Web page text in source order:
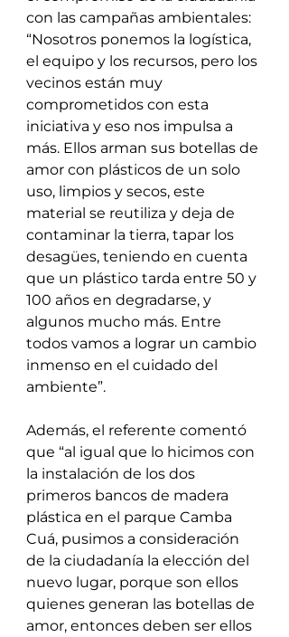
con las campañas ambientales:
“Nosotros ponemos la logística,
el equipo y los recursos, pero los
vecinos están muy
comprometidos con esta
iniciativa y eso nos impulsa a
más. Ellos arman sus botellas de
amor con plásticos de un solo
uso, limpios y secos, este
material se reutiliza y deja de
contaminar la tierra, tapar los
desagües, teniendo en cuenta
que un plástico tarda entre 50 y
100 años en degradarse, y
algunos mucho más. Entre
todos vamos a lograr un cambio
inmenso en el cuidado del
ambiente”.
Además, el referente comentó
que “al igual que lo hicimos con
la instalación de los dos
primeros bancos de madera
plástica en el parque Camba
Cuá, pusimos a consideración
de la ciudadanía la elección del
nuevo lugar, porque son ellos
quienes generan las botellas de
amor, entonces deben ser ellos